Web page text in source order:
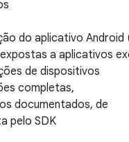
do aplicativo Android
a aplicativos
de dispositivos
completas,
documentados, de
pelo SDK